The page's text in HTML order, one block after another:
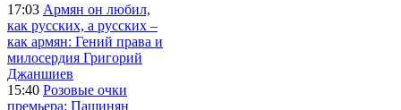
17:03 Армян он любил,
как русских, а русских –
как армян: Гений права и
милосердия Григорий
Джаншиев
15:40 Розовые очки
премьера: Пашинян